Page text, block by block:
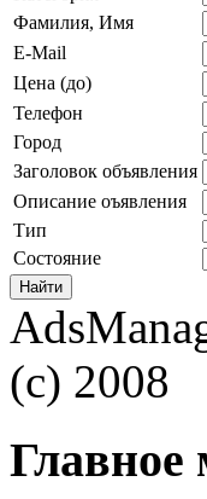
Фамилия, Имя
E-Mail
Цена (до)
Телефон
Город
Заголовок объявления
Описание оъявления
Тип
Состояние
(c) 2008
Главное